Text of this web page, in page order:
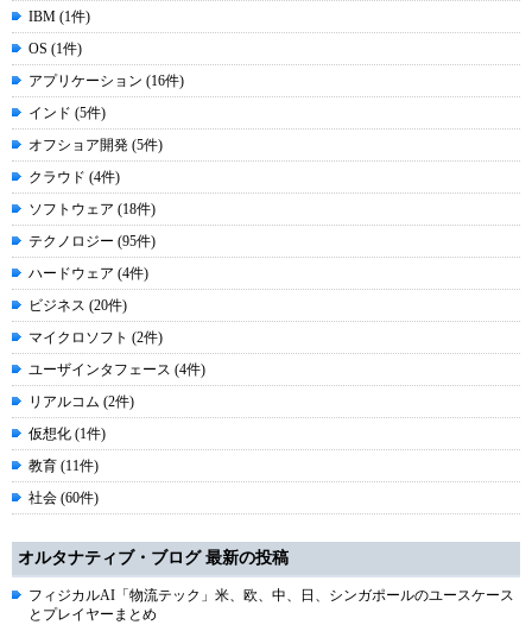
IBM (1件)
OS (1件)
アプリケーション (16件)
インド (5件)
オフショア開発 (5件)
クラウド (4件)
ソフトウェア (18件)
テクノロジー (95件)
ハードウェア (4件)
ビジネス (20件)
マイクロソフト (2件)
ユーザインタフェース (4件)
リアルコム (2件)
仮想化 (1件)
教育 (11件)
社会 (60件)
オルタナティブ・ブログ 最新の投稿
フィジカルAI「物流テック」米、欧、中、日、シンガポールのユースケース
とプレイヤーまとめ